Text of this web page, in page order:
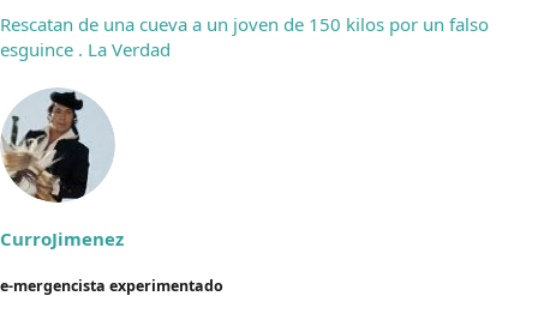
Rescatan de una cueva a un joven de 150 kilos por un falso
esguince . La Verdad
CurroJimenez
e-mergencista experimentado